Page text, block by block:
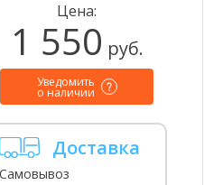
Цена:
1 550 руб.
Уведомить
о наличии
Доставка
Самовывоз